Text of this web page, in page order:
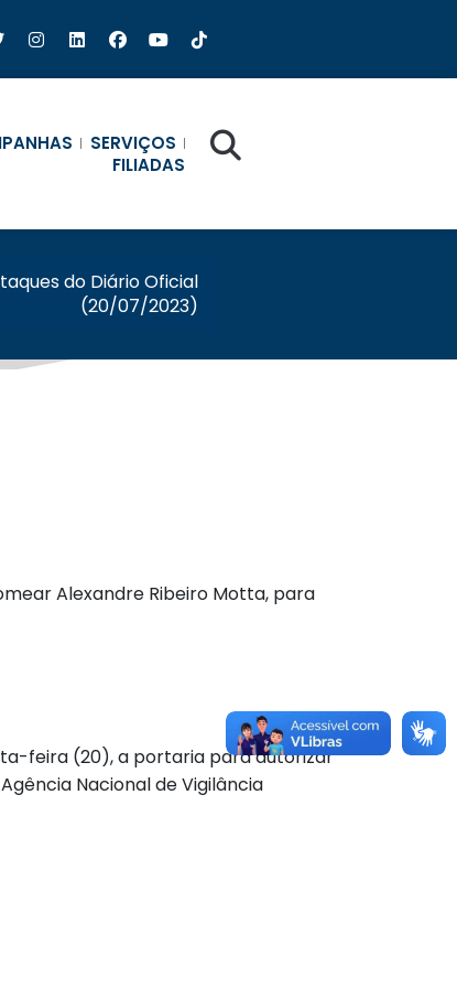
SERVIÇOS
FILIADAS
do Diário Oficial
(20/07/2023)
Alexandre Ribeiro Motta, para
feira (20), a portaria para autorizar
Nacional de Vigilância